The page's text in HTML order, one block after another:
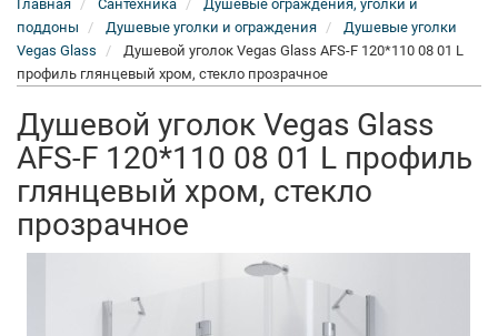
Главная Сантехника
Душевые ограждения, уголки и
поддоны
Душевые уголки и ограждения
Душевые уголки
Vegas Glass
Душевой уголок Vegas Glass AFS-F 120*110 08 01 L
профиль глянцевый хром, стекло прозрачное
Душевой уголок Vegas Glass
AFS-F 120*110 08 01 L профиль
глянцевый хром, стекло
прозрачное